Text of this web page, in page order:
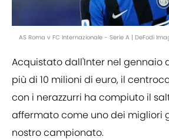
AS Roma v FC Internazionale - Serie A | DeFodi
Acquistato dall'Inter nel gennaio
più di 10 milioni di euro, il
con i nerazzurri ha compiuto il
affermato come uno dei migliori
nostro campionato.